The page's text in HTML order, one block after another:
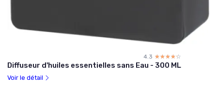
4.3 ☆☆☆☆☆
★★★★★
Diffuseur d'huiles essentielles sans Eau - 300 ML
Voir le détail